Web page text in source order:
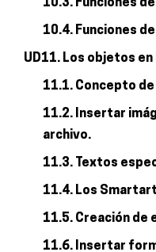
10.3. Funciones
10.4. Funciones
UD11. Los objetos en
11.1. Concepto
11.2. Insertar
archivo.
11.3. Textos
11.4. Los
11.5. Creación de
11.6. Insertar